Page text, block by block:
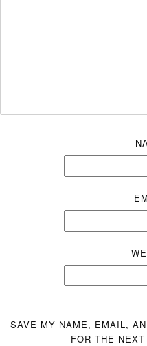
SAVE MY NAME, EMAIL,
FOR THE